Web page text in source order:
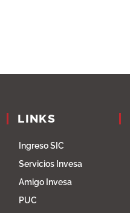
LINKS
Ingreso SIC
Servicios Invesa
Amigo Invesa
PUC